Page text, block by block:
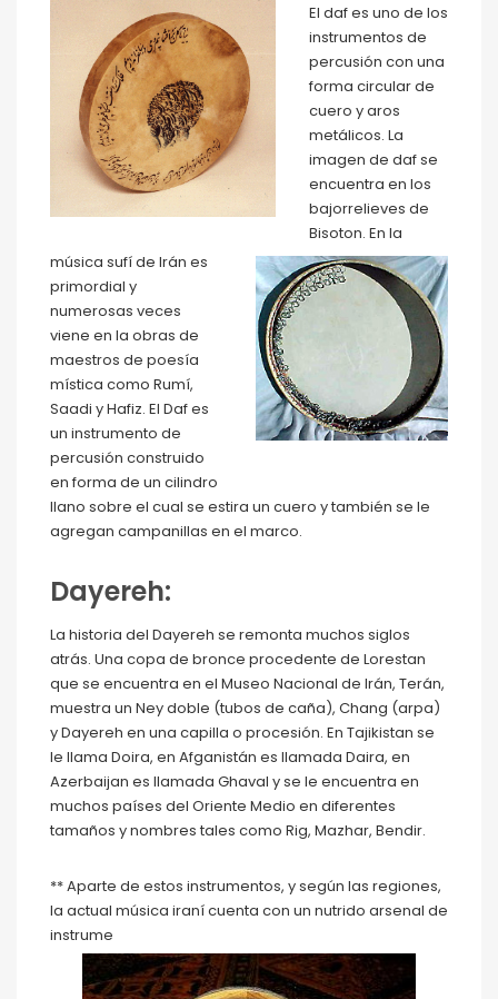
El daf es uno de los
instrumentos de
percusión con una
forma circular de
cuero y aros
metálicos. La
imagen de daf se
encuentra en los
bajorrelieves de
Bisoton. En la
música sufí de Irán es
primordial y
numerosas veces
viene en la obras de
maestros de poesía
mística como Rumí,
Saadi y Hafiz. El Daf es
un instrumento de
percusión construido
en forma de un cilindro
llano sobre el cual se estira un cuero y también se le
agregan campanillas en el marco.
Dayereh:
La historia del Dayereh se remonta muchos siglos
atrás. Una copa de bronce procedente de Lorestan
que se encuentra en el Museo Nacional de Irán, Terán,
muestra un Ney doble (tubos de caña), Chang (arpa)
y Dayereh en una capilla o procesión. En Tajikistan se
le llama Doira, en Afganistán es llamada Daira, en
Azerbaijan es llamada Ghaval y se le encuentra en
muchos países del Oriente Medio en diferentes
tamaños y nombres tales como Rig, Mazhar, Bendir.
** Aparte de estos instrumentos, y según las regiones,
la actual música iraní cuenta con un nutrido arsenal de
instrume